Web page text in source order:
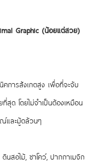
Graphic (น้อยแต่สวย)
คการสังเกตสูง เพื่อที่จะจับ
สุด โดยไม่จำเป็นต้องเหมือน
และมู้ดล้วนๆ
สอไม้, ชาโคว์, ปากกาเมจิก